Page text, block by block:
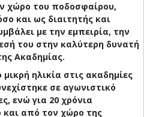
χώρο του ποδοσφαίρου,
και ως διαιτητής και
με την εμπειρία, την
του στην καλύτερη δυνατή
Ακαδημίας.
ηλικία στις ακαδημίες
σε αγωνιστικό
ενώ για 20 χρόνια
από τον χώρο της